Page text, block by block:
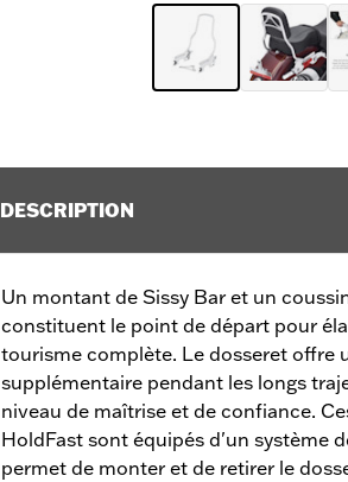
DESCRIPTION
Un montant de Sissy Bar et un
constituent le point de départ pour
tourisme complète. Le dosseret offre
supplémentaire pendant les longs
niveau de maîtrise et de confiance.
HoldFast sont équipés d'un système
permet de monter et de retirer le